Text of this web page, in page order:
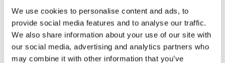
We use cookies to personalise content and ads, to
provide social media features and to analyse our traffic.
We also share information about your use of our site with
our social media, advertising and analytics partners who
may combine it with other information that you’ve
SOLENA
WALLS
ATLANTIC
WALLS